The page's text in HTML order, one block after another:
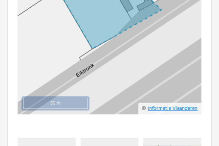
50 m
©Informatie Vlaanderen